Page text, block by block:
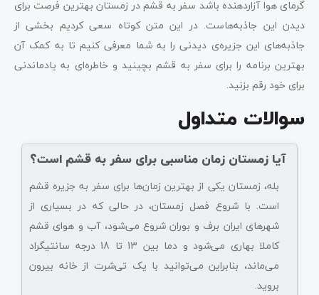
گرمای هوا آزاردهنده باشد سفر به قشم در زمستان بهترین فرصت برای
دیدن این جاذبه‌هاست. در این متن کوتاه سعی کردیم بخشی از
جاذبه‌های این جزیره‌‌ی دیدنی را به شما معرفی کنیم تا به کمک آن
بهترین برنامه را برای سفر به قشم بچینید و خاطره‌ای به یادماندنی
برای خود رقم بزنید.
سوالات متداول
آیا زمستان زمان مناسبی برای سفر به قشم است؟
بله، زمستان یکی از بهترین زمان‌ها برای سفر به جزیره قشم
است. با شروع فصل زمستان، در حالی که در بسیاری از
شهرهای ایران برف و بوران شروع می‌شود، آب و هوای قشم
کاملا بهاری می‌شود و دما بین 13 تا 18 درجه سانتیگراد
می‌ماند، بنابراین می‌توانید با یک تی‌شرت از خانه بیرون
بروید.